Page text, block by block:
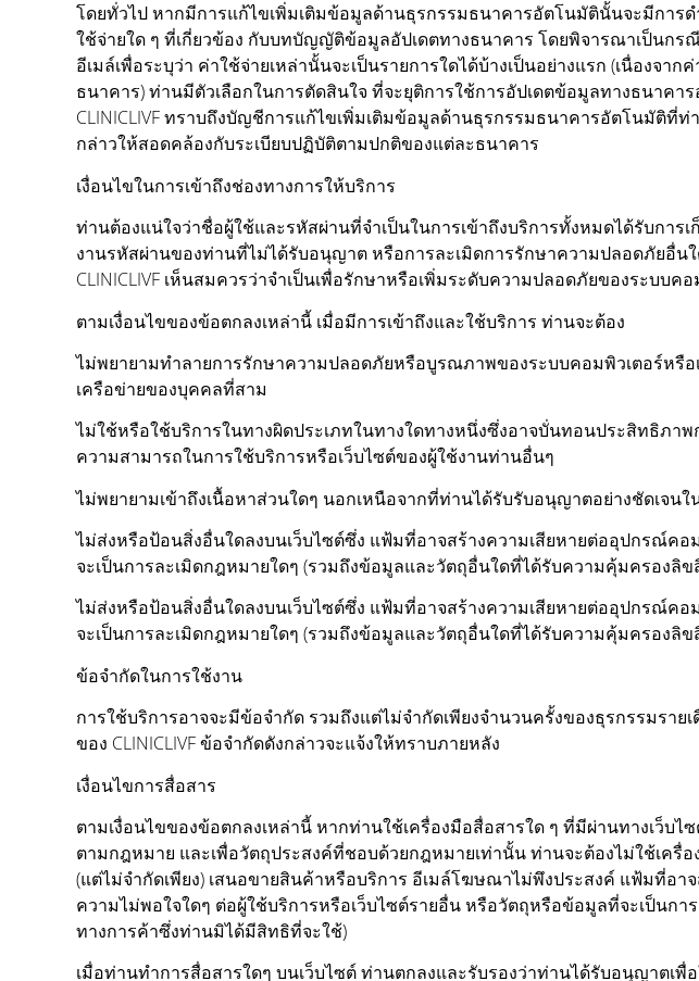
โดยทั่วไป หากมีการแก้ไขเพิ่มเติมข้อมูลด้านธุรกรรมธนาคารอัตโนมัตินั้นจะมีการด
ใช้จ่ายใด ๆ ที่เกี่ยวข้อง กับบทบัญญัติข้อมูลอัปเดตทางธนาคาร โดยพิจารณาเป็นกรณี
อีเมล์เพื่อระบุว่า ค่าใช้จ่ายเหล่านั้นจะเป็นรายการใดได้บ้างเป็นอย่างแรก (เนื่อง
ธนาคาร) ท่านมีตัวเลือกในการตัดสินใจ ที่จะยุติการใช้การอัปเดตข้อมูลทางธนาค
CLINICLIVF ทราบถึงบัญชีการแก้ไขเพิ่มเติมข้อมูลด้านธุรกรรมธนาคารอัตโนมัติที่ท่
กล่าวให้สอดคล้องกับระเบียบปฏิบัติตามปกติของแต่ละธนาคาร
เงื่อนไขในการเข้าถึงช่องทางการให้บริการ
ท่านต้องแน่ใจว่าชื่อผู้ใช้และรหัสผ่านที่จำเป็นในการเข้าถึงบริการทั้งหมดได้รับการ
งานรหัสผ่านของท่านที่ไม่ได้รับอนุญาต หรือการละเมิดการรักษาความปลอดภัยอื่น
CLINICLIVF เห็นสมควรว่าจำเป็นเพื่อรักษาหรือเพิ่มระดับความปลอดภัยของระบบค
ตามเงื่อนไขของข้อตกลงเหล่านี้ เมื่อมีการเข้าถึงและใช้บริการ ท่านจะต้อง
ไม่พยายามทำลายการรักษาความปลอดภัยหรือบูรณภาพของระบบคอมพิวเตอร์หรื
เครือข่ายของบุคคลที่สาม
ไม่ใช้หรือใช้บริการในทางผิดประเภทในทางใดทางหนึ่งซึ่งอาจบั่นทอนประสิทธิภ
ความสามารถในการใช้บริการหรือเว็บไซต์ของผู้ใช้งานท่านอื่นๆ
ไม่พยายามเข้าถึงเนื้อหาส่วนใดๆ นอกเหนือจากที่ท่านได้รับรับอนุญาตอย่างชัดเจน
ไม่ส่งหรือป้อนสิ่งอื่นใดลงบนเว็บไซต์ซึ่ง แฟ้มที่อาจสร้างความเสียหายต่ออุปกรณ์
จะเป็นการละเมิดกฎหมายใดๆ (รวมถึงข้อมูลและวัตถุอื่นใดที่ได้รับความคุ้มครอง
ไม่ส่งหรือป้อนสิ่งอื่นใดลงบนเว็บไซต์ซึ่ง แฟ้มที่อาจสร้างความเสียหายต่ออุปกรณ์
จะเป็นการละเมิดกฎหมายใดๆ (รวมถึงข้อมูลและวัตถุอื่นใดที่ได้รับความคุ้มครอง
ข้อจำกัดในการใช้งาน
การใช้บริการอาจจะมีข้อจำกัด รวมถึงแต่ไม่จำกัดเพียงจำนวนครั้งของธุรกรรมร
ของ CLINICLIVF ข้อจำกัดดังกล่าวจะแจ้งให้ทราบภายหลัง
เงื่อนไขการสื่อสาร
ตามเงื่อนไขของข้อตกลงเหล่านี้ หากท่านใช้เครื่องมือสื่อสารใด ๆ ที่มีผ่านทางเว็
ตามกฎหมาย และเพื่อวัตถุประสงค์ที่ชอบด้วยกฎหมายเท่านั้น ท่านจะต้องไม่ใช้เครื่
(แต่ไม่จำกัดเพียง) เสนอขายสินค้าหรือบริการ อีเมล์โฆษณาไม่พึงประสงค์ แฟ้มที่อ
ความไม่พอใจใดๆ ต่อผู้ใช้บริการหรือเว็บไซต์รายอื่น หรือวัตถุหรือข้อมูลที่จะเป็น
ทางการค้าซึ่งท่านมิได้มีสิทธิที่จะใช้)
เมื่อท่านทำการสื่อสารใดๆ บนเว็บไซต์ ท่านตกลงและรับรองว่าท่านได้รับอนุญาตเ